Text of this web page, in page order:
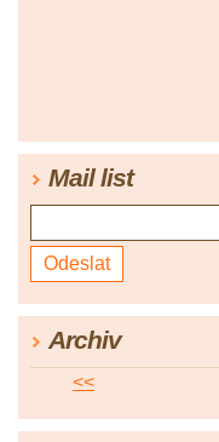
Mail list
Archiv
<<